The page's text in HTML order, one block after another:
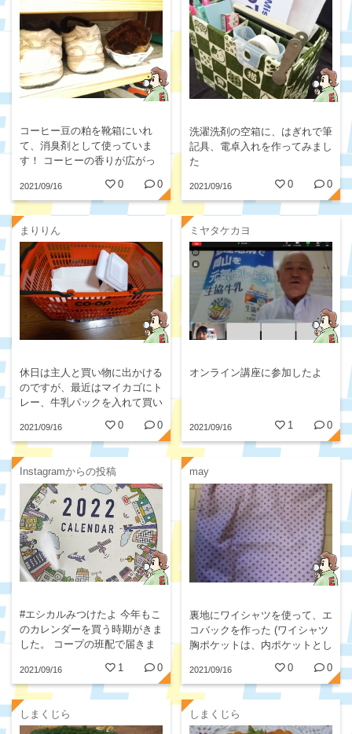
コーヒー豆の粕を靴箱にいれ
て、消臭剤として使っていま
す！ コーヒーの香りが広がっ
2021/09/16 0 0
洗濯洗剤の空箱に、はぎれで筆
記具、電卓入れを作ってみまし
た
2021/09/16 0 0
まりりん
休日は主人と買い物に出かける
のですが、最近はマイカゴにト
レー、牛乳パックを入れて買い
物に行く準備をして待ってくれ
てます。
2021/09/16 0 0
ミヤタケカヨ
オンライン講座に参加したよ
2021/09/16 1 0
Instagramからの投稿
#エシカルみつけたよ 今年もこ
のカレンダーを買う時期がきま
した。 コープの班配で届きま
2021/09/16 1 0
may
裏地にワイシャツを使って、エ
コバックを作った (ワイシャツ
胸ポケットは、内ポケットとし
2021/09/16 0 0
しまくじら しまくじら